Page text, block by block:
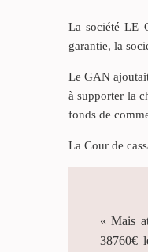
La société LE
garantie, la
Le GAN
à supporter la
fonds de
La Cour de
« Mais
38760€